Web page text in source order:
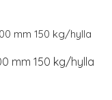
mm 150 kg/hylla